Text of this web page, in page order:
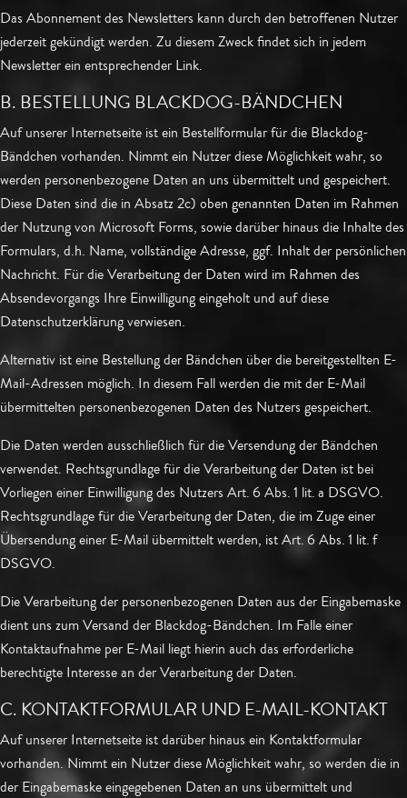
Das Abonnement des Newsletters kann durch den betroffenen Nutzer
jederzeit gekündigt werden. Zu diesem Zweck findet sich in jedem
Newsletter ein entsprechender Link.
B. BESTELLUNG BLACKDOG-BÄNDCHEN
Auf unserer Internetseite ist ein Bestellformular für die Blackdog-
Bändchen vorhanden. Nimmt ein Nutzer diese Möglichkeit wahr, so
werden personenbezogene Daten an uns übermittelt und gespeichert.
Diese Daten sind die in Absatz 2c) oben genannten Daten im Rahmen
der Nutzung von Microsoft Forms, sowie darüber hinaus die Inhalte des
Formulars, d.h. Name, vollständige Adresse, ggf. Inhalt der persönlichen
Nachricht. Für die Verarbeitung der Daten wird im Rahmen des
Absendevorgangs Ihre Einwilligung eingeholt und auf diese
Datenschutzerklärung verwiesen.
Alternativ ist eine Bestellung der Bändchen über die bereitgestellten E-
Mail-Adressen möglich. In diesem Fall werden die mit der E-Mail
übermittelten personenbezogenen Daten des Nutzers gespeichert.
Die Daten werden ausschließlich für die Versendung der Bändchen
verwendet. Rechtsgrundlage für die Verarbeitung der Daten ist bei
Vorliegen einer Einwilligung des Nutzers Art. 6 Abs. 1 lit. a DSGVO.
Rechtsgrundlage für die Verarbeitung der Daten, die im Zuge einer
Übersendung einer E-Mail übermittelt werden, ist Art. 6 Abs. 1 lit. f
DSGVO.
Die Verarbeitung der personenbezogenen Daten aus der Eingabemaske
dient uns zum Versand der Blackdog-Bändchen. Im Falle einer
Kontaktaufnahme per E-Mail liegt hierin auch das erforderliche
berechtigte Interesse an der Verarbeitung der Daten.
C. KONTAKTFORMULAR UND E-MAIL-KONTAKT
Auf unserer Internetseite ist darüber hinaus ein Kontaktformular
vorhanden. Nimmt ein Nutzer diese Möglichkeit wahr, so werden die in
der Eingabemaske eingegebenen Daten an uns übermittelt und